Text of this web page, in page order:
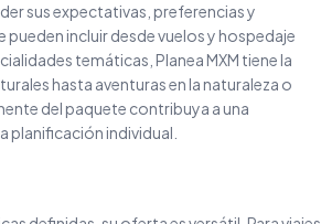
sus expectativas, preferencias y
pueden incluir desde vuelos y hospedaje
temáticas, Planea MXM tiene la
hasta aventuras en la naturaleza o
del paquete contribuya a una
planificación individual.